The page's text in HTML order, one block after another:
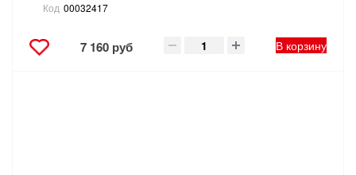
Код 00032417
7 160 руб В корзину